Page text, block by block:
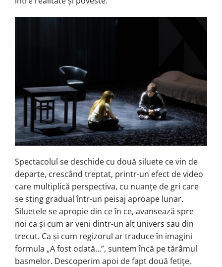
Spectacolul se deschide cu două siluete ce vin de
departe, crescând treptat, printr-un efect de video
care multiplică perspectiva, cu nuanțe de gri care
se sting gradual într-un peisaj aproape lunar.
Siluetele se apropie din ce în ce, avansează spre
noi ca și cum ar veni dintr-un alt univers sau din
trecut. Ca și cum regizorul ar traduce în imagini
formula „A fost odată…”, suntem încă pe tărâmul
basmelor. Descoperim apoi de fapt două fetiţe,